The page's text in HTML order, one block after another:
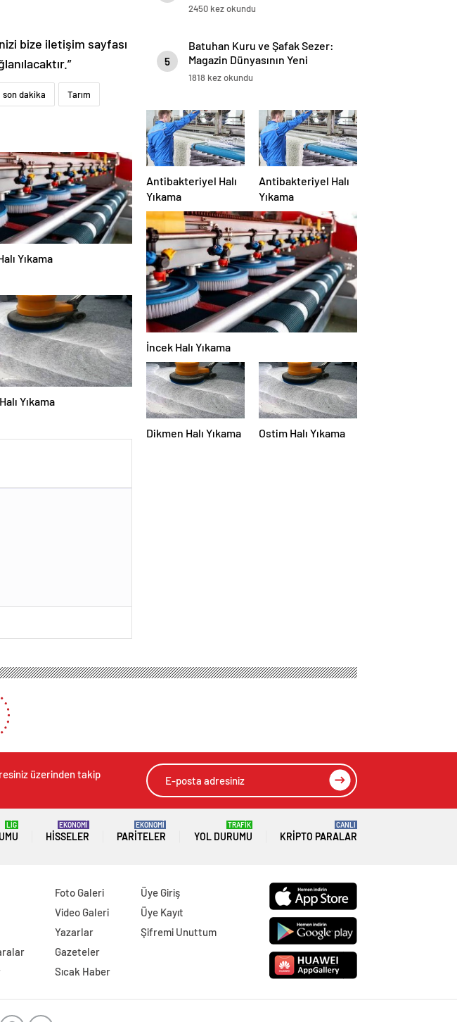
bize iletişim sayfası
son dakika Tarım
Yıkama
Yıkama
2450 kez okundu
5
Batuhan Kuru ve Şafak Sezer:
Magazin Dünyasının Yeni
“Dynamic Duo”su!
1818 kez okundu
Antibakteriyel Halı
Yıkama
Antibakteriyel Halı
Yıkama
İncek Halı Yıkama
Dikmen Halı Yıkama Ostim Halı Yıkama
üzerinden takip
LİG
HISSELER
EKONOMİ
PARITELER
EKONOMİ
YOL DURUMU
TRAFİK
KRIPTO PARALAR
CANLI
Foto Galeri
Video Galeri
Yazarlar
Gazeteler
Sıcak Haber
Üye Giriş
Üye Kayıt
Şifremi Unuttum